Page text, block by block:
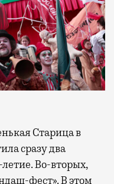
сразу два
Во-вторых,
фест». В этом